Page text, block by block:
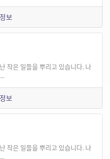
보
작은 일들을 뿌리고 있습니다. 나
보
작은 일들을 뿌리고 있습니다. 나